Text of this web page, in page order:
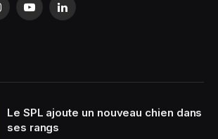
YouTubeLinkedIn
Le SPL ajoute un nouveau chien dans
ses rangs